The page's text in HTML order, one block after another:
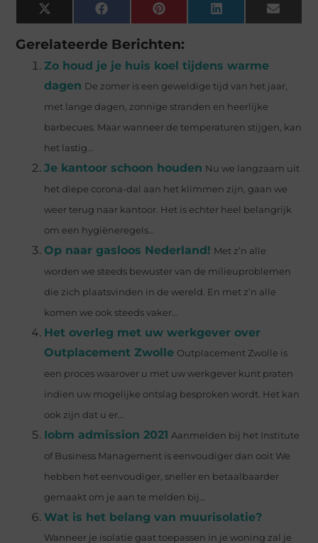
X
(Twitter)
FacebookPinterest LinkedIn Email
Gerelateerde Berichten:
Zo houd je je huis koel tijdens warme
dagen De zomer is een geweldige tijd van het jaar,
met lange dagen, zonnige stranden en heerlijke
barbecues. Maar wanneer de temperaturen stijgen, kan
het lastig...
Je kantoor schoon houden Nu we langzaam uit
het diepe corona-dal aan het klimmen zijn, gaan we
weer terug naar kantoor. Het is echter heel belangrijk
om een hygiëneregels...
Op naar gasloos Nederland! Met z’n alle
worden we steeds bewuster van de milieuproblemen
die zich plaatsvinden in de wereld. En met z’n alle
komen we ook steeds vaker...
Het overleg met uw werkgever over
Outplacement Zwolle Outplacement Zwolle is
een proces waarover u met uw werkgever kunt praten
indien uw mogelijke ontslag besproken wordt. Het kan
ook zijn dat u er...
Iobm admission 2021 Aanmelden bij het Institute
of Business Management is eenvoudiger dan ooit We
hebben het eenvoudiger, sneller en betaalbaarder
gemaakt om je aan te melden bij...
Wat is het belang van muurisolatie?
Wanneer je isolatie gaat toepassen in je woning zal je